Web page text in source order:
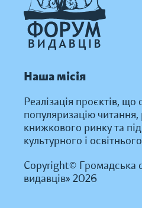
Наша місія
Реалізація проєктів, що
популяризацію читання,
книжкового ринку та
культурного і
Copyright© Громадська
видавців» 2026